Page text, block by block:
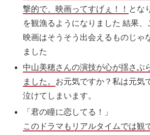
撃的で、映画ってすげぇ！！ とな
を観漁るようになりました 結果、
映画はそうそう出会えるものじゃ
ました
中山美穂さんの演技が心が揺さぶ
ました。 お元気ですか？私は元気
泣けてしまいます。
「君の瞳に恋してる！」
このドラマもリアルタイムでは観